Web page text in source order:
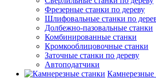
Фрезерные станки по дереву
Шлифовальные станки по
Долбежно-пазовальные станки
Комбинированные станки
Кромкооблицовочные станки
Заточные станки по дереву
Автоподатчики
Камнерезные